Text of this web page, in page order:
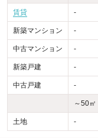
賃貸 -
新築マンション -
中古マンション -
新築戸建 -
中古戸建 -
～50㎡
土地 -